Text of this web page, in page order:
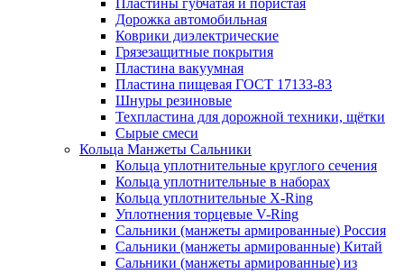
Пластины губчатая и пористая
Дорожка автомобильная
Коврики диэлектрические
Грязезащитные покрытия
Пластина вакуумная
Пластина пищевая ГОСТ 17133-83
Шнуры резиновые
Техпластина для дорожной техники, щётки
Сырые смеси
Кольца Манжеты Сальники
Кольца уплотнительные круглого сечения
Кольца уплотнительные в наборах
Кольца уплотнительные Х-Ring
Уплотнения торцевые V-Ring
Сальники (манжеты армированные) Россия
Сальники (манжеты армированные) Китай
Сальники (манжеты армированные) из